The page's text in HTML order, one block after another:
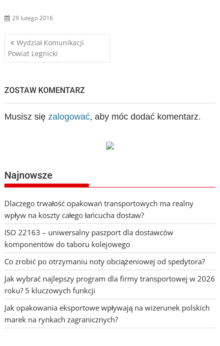
29 lutego 2016
Nawigacja
wpisu
Wydział Komunikacji
Powiat Legnicki
ZOSTAW KOMENTARZ
Musisz się zalogować, aby móc dodać komentarz.
Najnowsze
Dlaczego trwałość opakowań transportowych ma realny
wpływ na koszty całego łańcucha dostaw?
ISO 22163 – uniwersalny paszport dla dostawców
komponentów do taboru kolejowego
Co zrobić po otrzymaniu noty obciążeniowej od spedytora?
Jak wybrać najlepszy program dla firmy transportowej w 2026
roku? 5 kluczowych funkcji
Jak opakowania eksportowe wpływają na wizerunek polskich
marek na rynkach zagranicznych?